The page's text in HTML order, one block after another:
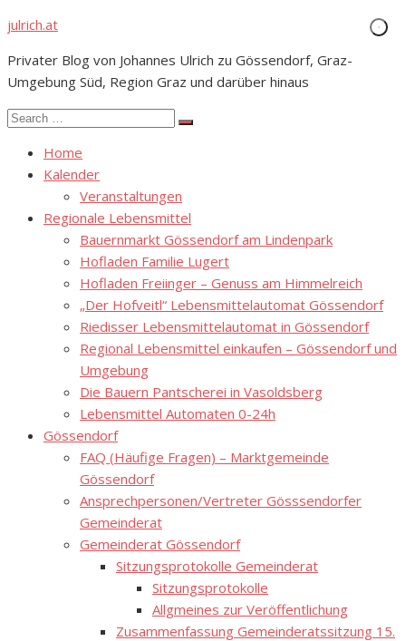
Skip
content
julrich.at
Privater Blog von Johannes Ulrich zu Gössendorf, Graz-
Umgebung Süd, Region Graz und darüber hinaus
Search
Search
Home
Kalender
Veranstaltungen
Regionale Lebensmittel
Bauernmarkt Gössendorf am Lindenpark
Hofladen Familie Lugert
Hofladen Freiinger – Genuss am Himmelreich
„Der Hofveitl“ Lebensmittelautomat Gössendorf
Riedisser Lebensmittelautomat in Gössendorf
Regional Lebensmittel einkaufen – Gössendorf und
Umgebung
Die Bauern Pantscherei in Vasoldsberg
Lebensmittel Automaten 0-24h
Gössendorf
FAQ (Häufige Fragen) – Marktgemeinde
Gössendorf
Ansprechpersonen/Vertreter Gösssendorfer
Gemeinderat
Gemeinderat Gössendorf
Sitzungsprotokolle Gemeinderat
Sitzungsprotokolle
Allgmeines zur Veröffentlichung
Zusammenfassung Gemeinderatssitzung 15.